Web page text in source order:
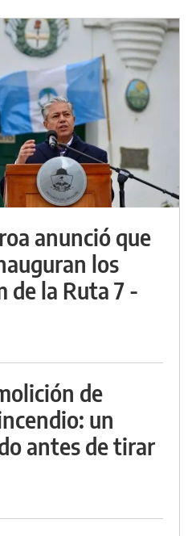
anunció que
los
de la Ruta 7 -
de
un
antes de tirar